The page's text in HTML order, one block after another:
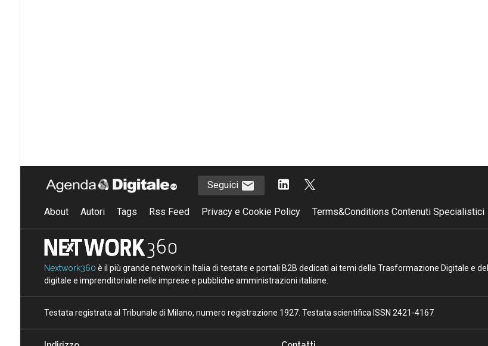
Seguici
About Autori Tags Rss Feed Privacy e Cookie Policy Terms&Conditions Contenuti Specialistici
Nextwork360 è il più grande network in Italia di testate e portali B2B dedicati ai temi della Trasformazione Digitale e
digitale e imprenditoriale nelle imprese e pubbliche amministrazioni italiane.
Testata registrata al Tribunale di Milano, numero registrazione 1927. Testata scientifica ISSN 2421-4167